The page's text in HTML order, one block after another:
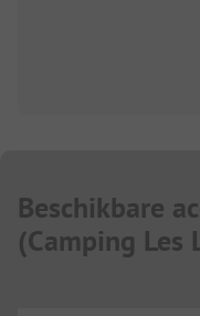
Beschikbare
(Camping Les